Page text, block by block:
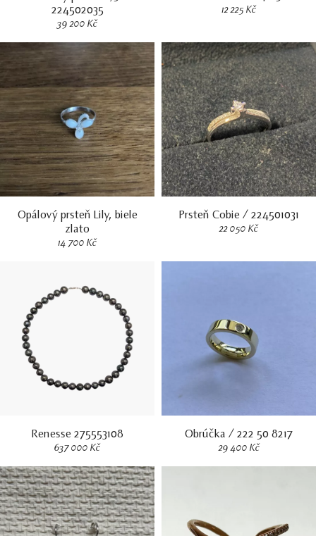
224502035
39 200 Kč
12 225 Kč
Opálový prsteň Lily, biele
zlato
14 700 Kč
Prsteň Cobie / 224501031
22 050 Kč
Renesse 275553108
637 000 Kč
Obrúčka / 222 50 8217
29 400 Kč